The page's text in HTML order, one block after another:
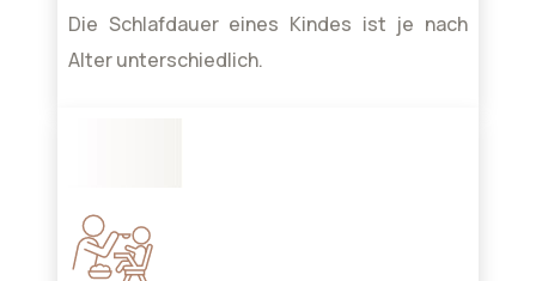
Die Schlafdauer eines Kindes ist je nach
Alter unterschiedlich.